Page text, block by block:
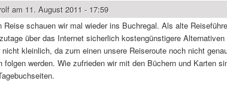
rolf am 11. August 2011 - 17:59
Reise schauen wir mal wieder ins Buchregal. Als alte
über das Internet sicherlich kostengünstigere
nicht kleinlich, da zum einen unsere Reiseroute noch nicht
folgen werden. Wie zufrieden wir mit den Büchern und Karten